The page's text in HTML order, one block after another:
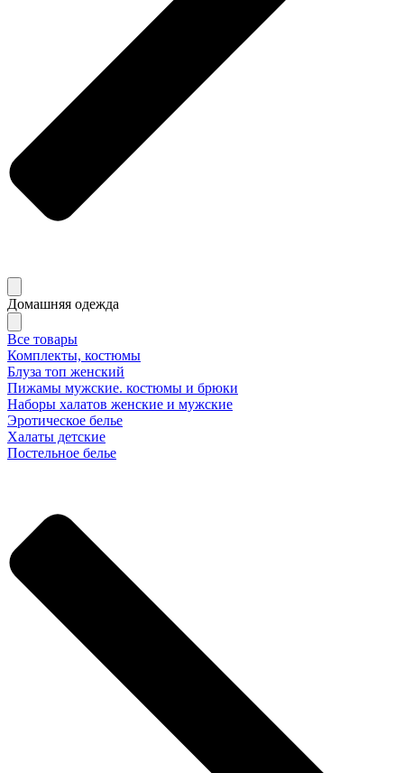
Домашняя одежда
Все товары
Комплекты, костюмы
Блуза топ женский
Пижамы мужские. костюмы и брюки
Наборы халатов женские и мужские
Эротическое белье
Халаты детские
Постельное белье